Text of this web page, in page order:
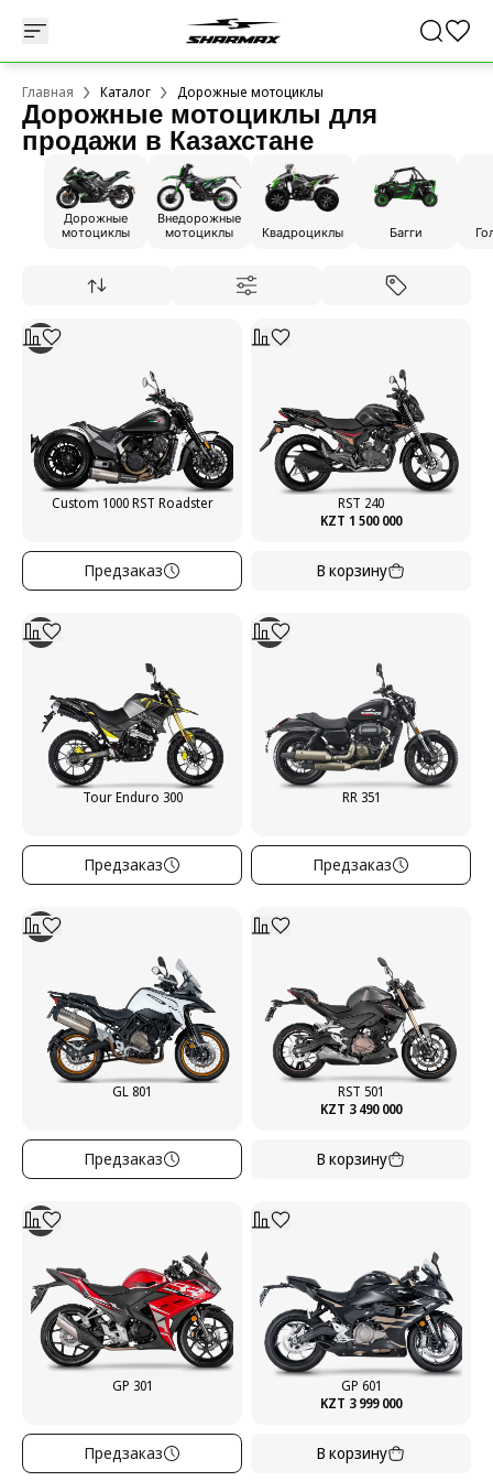
Главная Каталог Дорожные мотоциклы
Дорожные мотоциклы для
продажи в Казахстане
Дорожные
мотоциклы
Внедорожные
мотоциклы
Квадроциклы Багги
Custom 1000 RST Roadster
Предзаказ
RST 240
KZT 1 500 000
В корзину
Tour Enduro 300
Предзаказ
RR 351
Предзаказ
GL 801
Предзаказ
RST 501
KZT 3 490 000
В корзину
GP 301
Предзаказ
GP 601
KZT 3 999 000
В корзину